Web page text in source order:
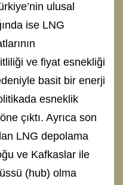
ulusal
ise LNG
ve fiyat esnekliği
basit bir enerji
esneklik
çıktı. Ayrıca son
LNG depolama
ve Kafkaslar ile
(hub) olma